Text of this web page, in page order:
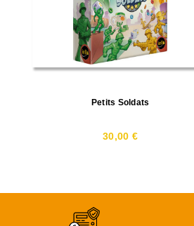
Petits Soldats
30,00 €